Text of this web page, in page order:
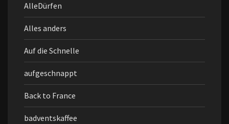
AlleDürfen
Alles anders
Auf die Schnelle
aufgeschnappt
Back to France
badventskaffee